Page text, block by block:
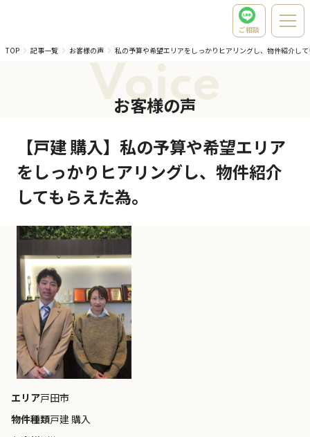
ご相談
TOP
記事一覧 お客様の声 私の予算や希望エリアをしっかりヒアリングし、物件紹介し
Voice
お客様の声
【戸建 購入】私の予算や希望エリア
をしっかりヒアリングし、物件紹介
してもらえた為。
エリア戸田市
物件種類戸建 購入